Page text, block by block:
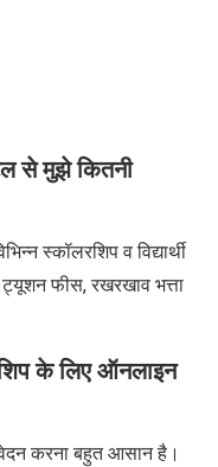
से मुझे कितनी
स्कॉलरशिप व विद्यार्थी
फीस, रखरखाव भत्ता
के लिए ऑनलाइन
करना बहुत आसान है।